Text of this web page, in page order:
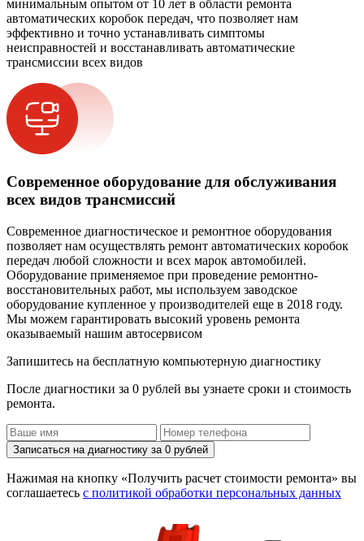
минимальным опытом от 10 лет в области ремонта
автоматических коробок передач, что позволяет нам
эффективно и точно устанавливать симптомы
неисправностей и восстанавливать автоматические
трансмиссии всех видов
Современное оборудование для обслуживания
всех видов трансмиссий
Современное диагностическое и ремонтное оборудования
позволяет нам осуществлять ремонт автоматических коробок
передач любой сложности и всех марок автомобилей.
Оборудование применяемое при проведение ремонтно-
восстановительных работ, мы используем заводское
оборудование купленное у производителей еще в 2018 году.
Мы можем гарантировать высокий уровень ремонта
оказываемый нашим автосервисом
Запишитесь на бесплатную компьютерную диагностику
После диагностики за 0 рублей вы узнаете сроки и стоимость
ремонта.
Записаться на диагностику за 0 рублей
Нажимая на кнопку «Получить расчет стоимости ремонта» вы
соглашаетесь с политикой обработки персональных данных